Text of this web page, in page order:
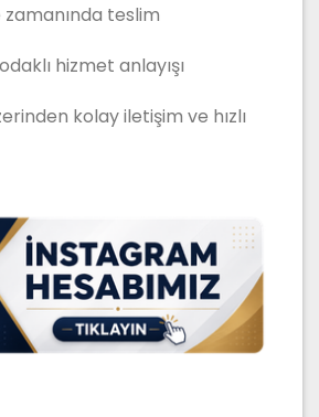
zamanında teslim
hizmet anlayışı
kolay iletişim ve hızlı